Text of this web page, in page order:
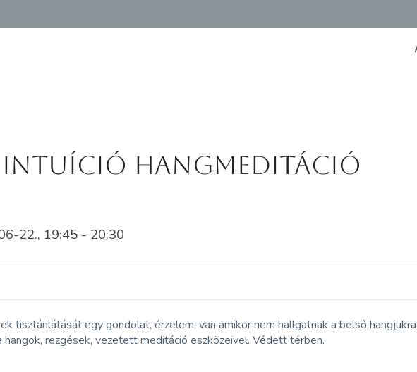
intuíció hangmeditáció
22., 19:45 - 20:30
tisztánlátását egy gondolat, érzelem, van amikor nem hallgatnak a belső
rezgések, vezetett meditáció eszközeivel. Védett térben.